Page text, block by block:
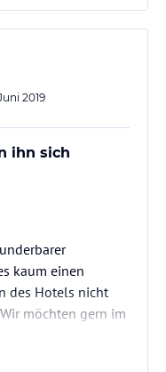
denn so viele
2019
ihn sich
kaum einen
des Hotels nicht
möchten gern im